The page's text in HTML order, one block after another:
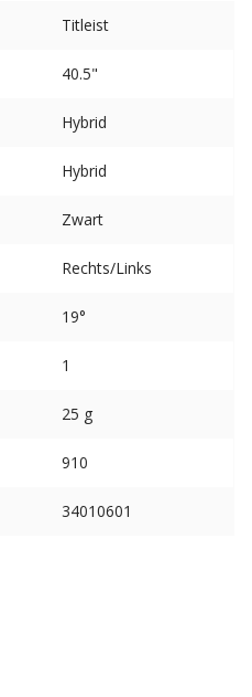
Titleist
40.5"
Hybrid
Hybrid
Zwart
Rechts/Links
19°
1
25 g
910
34010601